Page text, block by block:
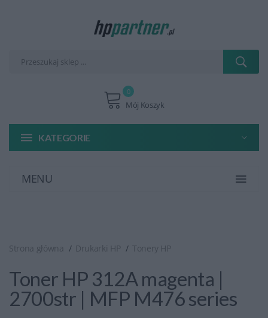
Mój Koszyk
0
KATEGORIE
MENU
Strona główna Drukarki HP Tonery HP
Toner HP 312A magenta |
2700str | MFP M476 series